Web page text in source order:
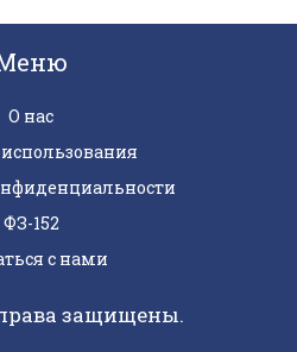
О нас
ФЗ-152
с нами
защищены.